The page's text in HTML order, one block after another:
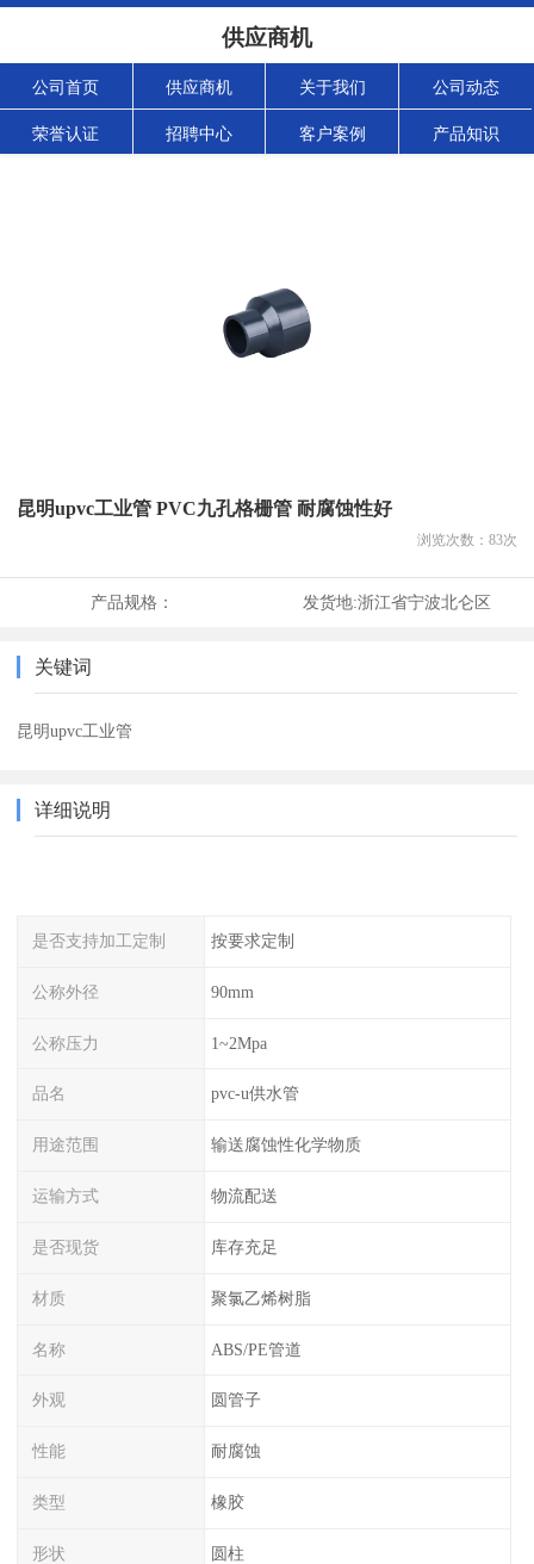
供应商机
公司首页 供应商机 关于我们 公司动态
荣誉认证 招聘中心 客户案例 产品知识
昆明upvc工业管 PVC九孔格栅管 耐腐蚀性好
浏览次数： 83次
产品规格： 发货地:浙江省宁波北仑区
关键词
昆明upvc工业管
详细说明
是否支持加工定制 按要求定制
公称外径 90mm
公称压力 1~2Mpa
品名 pvc-u供水管
用途范围 输送腐蚀性化学物质
运输方式 物流配送
是否现货 库存充足
材质 聚氯乙烯树脂
名称 ABS/PE管道
外观 圆管子
性能 耐腐蚀
类型 橡胶
形状 圆柱